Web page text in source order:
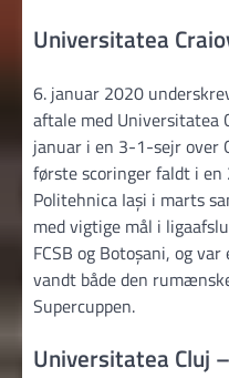
Universitatea
6. januar 2020
aftale med Universitatea
januar i en 3-1-sejr over
første scoringer faldt i
Politehnica Iași i marts
med vigtige mål i
FCSB og Botoșani, og
vandt både den
Supercuppen.
Universitatea Cluj